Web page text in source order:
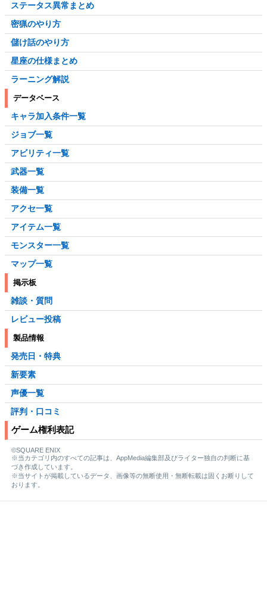
ステータス異常まとめ
密猟のやり方
儲け話のやり方
星座の仕様まとめ
ラーニング解説
データベース
キャラ加入条件一覧
ジョブ一覧
アビリティ一覧
武器一覧
装備一覧
アクセ一覧
アイテム一覧
モンスター一覧
マップ一覧
掲示板
雑談・質問
レビュー投稿
製品情報
発売日・特典
新要素
声優一覧
評判・口コミ
ゲーム権利表記
©SQUARE ENIX
※当カテゴリ内のすべての記事は、AppMedia編集部及びライター独自の判断に基
づき作成しています。
※当サイトが掲載しているデータ、画像等の無断使用・無断転載は固くお断りして
おります。